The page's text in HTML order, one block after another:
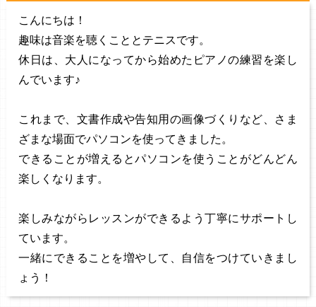
こんにちは！
趣味は音楽を聴くこととテニスです。
休日は、大人になってから始めたピアノの練習を楽し
んでいます♪
これまで、文書作成や告知用の画像づくりなど、さま
ざまな場面でパソコンを使ってきました。
できることが増えるとパソコンを使うことがどんどん
楽しくなります。
楽しみながらレッスンができるよう丁寧にサポートし
ています。
一緒にできることを増やして、自信をつけていきまし
ょう！